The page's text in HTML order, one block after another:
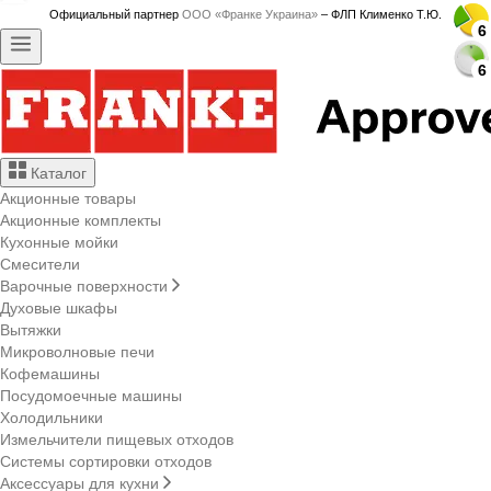
Официальный партнер ООО «Франке Украина» – ФЛП Клименко Т.Ю.
Каталог
Акционные товары
Акционные комплекты
Кухонные мойки
Смесители
Варочные поверхности
Духовые шкафы
Вытяжки
Микроволновые печи
Кофемашины
Посудомоечные машины
Холодильники
Измельчители пищевых отходов
Системы сортировки отходов
Аксессуары для кухни
6
6
6
6
6
6
6
6
6
6
6
6
6
6
6
6
6
6
6
6
6
6
6
6
6
6
6
6